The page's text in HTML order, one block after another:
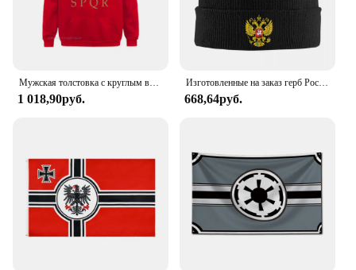
Мужская толстовка с круглым вырезом, в стиле ретро
1 018,90руб.
Изготовленные на заказ герб России Skullies шапки шапки модная зимняя теплая вязаная шапка унисекс для взрослых русская ампирная шапка
668,64руб.